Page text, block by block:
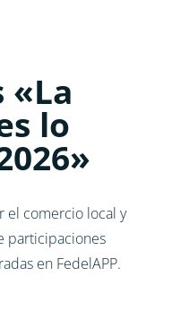
«La
lo
el comercio local y
participaciones
en FedelAPP.